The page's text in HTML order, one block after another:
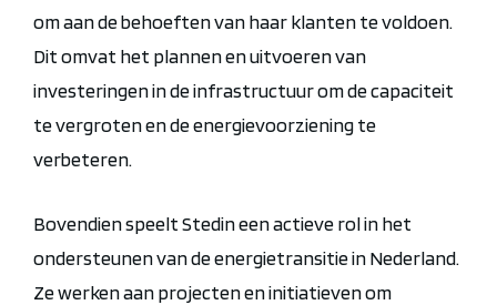
om aan de behoeften van haar klanten te voldoen.
Dit omvat het plannen en uitvoeren van
investeringen in de infrastructuur om de capaciteit
te vergroten en de energievoorziening te
verbeteren.
Bovendien speelt Stedin een actieve rol in het
ondersteunen van de energietransitie in Nederland.
Ze werken aan projecten en initiatieven om